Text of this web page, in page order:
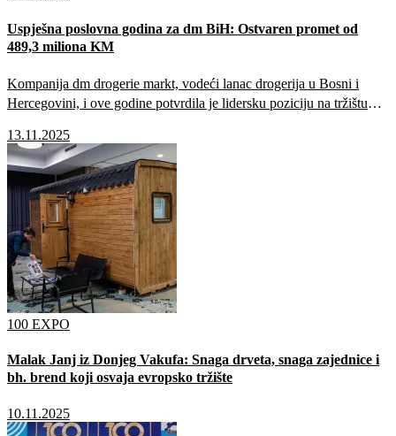
Uspješna poslovna godina za dm BiH: Ostvaren promet od
489,3 miliona KM
Kompanija dm drogerie markt, vodeći lanac drogerija u Bosni i
Hercegovini, i ove godine potvrdila je lidersku poziciju na tržištu
segmentima poslovanja.
13.11.2025
100 EXPO
Malak Janj iz Donjeg Vakufa: Snaga drveta, snaga zajednice i
bh. brend koji osvaja evropsko tržište
10.11.2025